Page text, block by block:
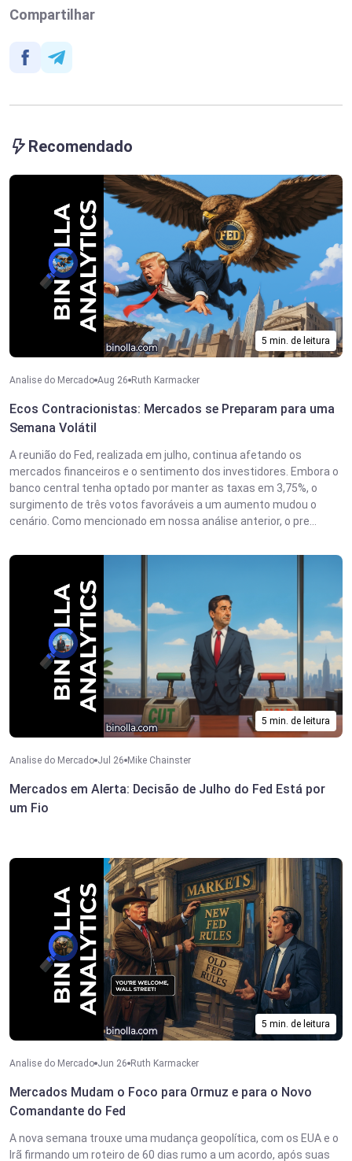
Compartilhar
Recomendado
5 min. de leitura
Analise do Mercado Aug 26 Ruth Karmacker
Ecos Contracionistas: Mercados se Preparam para uma
Semana Volátil
A reunião do Fed, realizada em julho, continua afetando os
mercados financeiros e o sentimento dos investidores. Embora o
banco central tenha optado por manter as taxas em 3,75%, o
surgimento de três votos favoráveis a um aumento mudou o
cenário. Como mencionado em nossa análise anterior, o pre...
5 min. de leitura
Analise do Mercado Jul 26 Mike Chainster
Mercados em Alerta: Decisão de Julho do Fed Está por
um Fio
5 min. de leitura
Analise do Mercado Jun 26 Ruth Karmacker
Mercados Mudam o Foco para Ormuz e para o Novo
Comandante do Fed
A nova semana trouxe uma mudança geopolítica, com os EUA e o
Irã firmando um roteiro de 60 dias rumo a um acordo, após suas